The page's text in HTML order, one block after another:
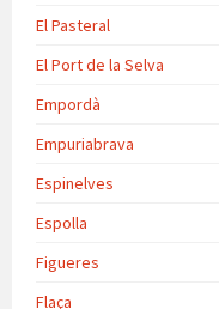
El Pasteral
El Port de la Selva
Empordà
Empuriabrava
Espinelves
Espolla
Figueres
Flaça